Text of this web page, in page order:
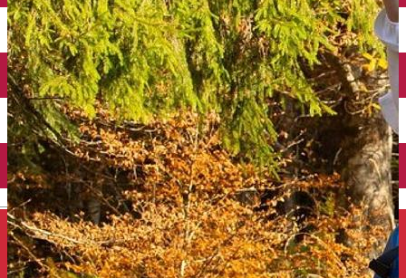
English
Închirieri auto
Închirieri de biciclete